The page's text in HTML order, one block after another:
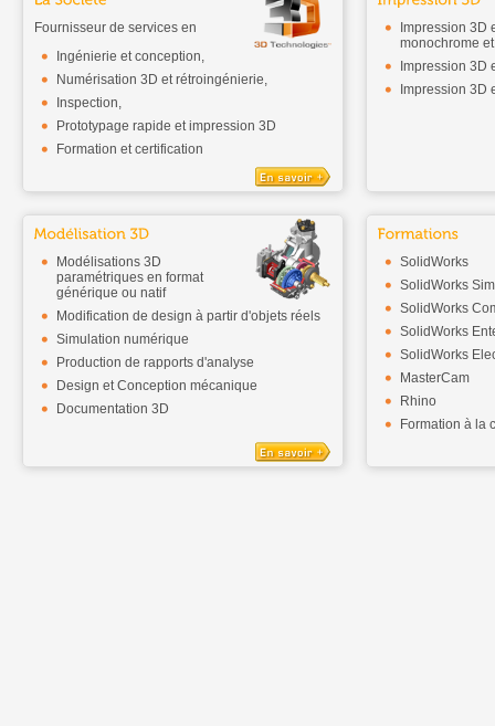
Fournisseur de services en
Ingénierie et conception,
Numérisation 3D et rétroingénierie,
Inspection,
Prototypage rapide et impression 3D
Formation et certification
Impression 3D
monochrome
Impression 3D
Impression 3D
Modélisations 3D
paramétriques en format
générique ou natif
Modification de design à partir d'objets réels
Simulation numérique
Production de rapports d'analyse
Design et Conception mécanique
Documentation 3D
SolidWorks
SolidWorks
SolidWorks
SolidWorks
SolidWorks
MasterCam
Rhino
Formation à la